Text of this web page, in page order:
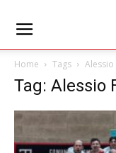
Home Tags Alessio
Tag: Alessio